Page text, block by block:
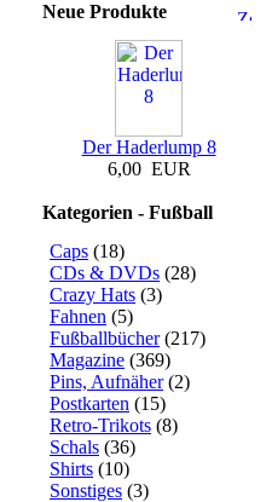
Neue Produkte
Der Haderlump 8
6,00 EUR
Kategorien - Fußball
Caps (18)
CDs & DVDs (28)
Crazy Hats (3)
Fahnen (5)
Fußballbücher(217)
Magazine (369)
Pins, Aufnäher(2)
Postkarten (15)
Retro-Trikots (8)
Schals (36)
Shirts (10)
Sonstiges (3)